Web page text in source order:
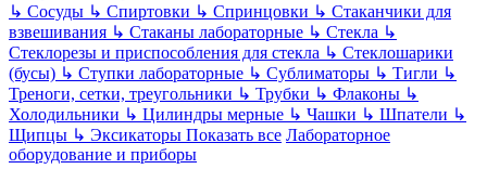
↳ Сосуды ↳ Спиртовки ↳ Спринцовки ↳ Стаканчики для
взвешивания ↳ Стаканы лабораторные ↳ Стекла ↳
Стеклорезы и приспособления для стекла ↳ Стеклошарики
(бусы) ↳ Ступки лабораторные ↳ Сублиматоры ↳ Тигли ↳
Треноги, сетки, треугольники ↳ Трубки ↳ Флаконы ↳
Холодильники ↳ Цилиндры мерные ↳ Чашки ↳ Шпатели ↳
Щипцы ↳ Эксикаторы Показать все Лабораторное
оборудование и приборы